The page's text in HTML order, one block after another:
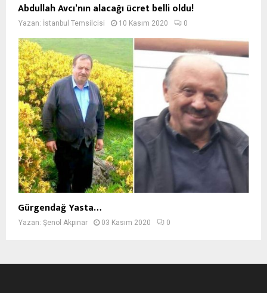
Abdullah Avcı’nın alacağı ücret belli oldu!
Yazan: İstanbul Temsilcisi 10 Kasım 2020 0
Gürgendağ Yasta…
Yazan: Şenol Akpınar 03 Kasım 2020 0